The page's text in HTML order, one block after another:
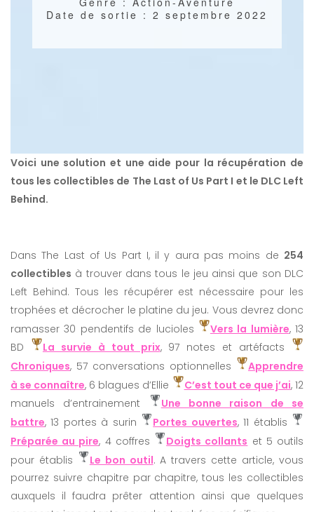
Date de sortie : 2 septembre 2022
Voici une solution et une aide pour la récupération de
tous les collectibles de The Last of Us Part I et le DLC Left
Behind.
Dans The Last of Us Part I, il y aura pas moins de 254
collectibles à trouver dans tous le jeu ainsi que son DLC
Left Behind. Tous les récupérer est nécessaire pour les
trophées et décrocher le platine du jeu. Vous devrez donc
ramasser 30 pendentifs de lucioles
Vers la lumière, 13
BD
La survie à tout prix, 97 notes et artéfacts
Chroniques, 57 conversations optionnelles
Apprendre
à se connaître, 6 blagues d’Ellie C’est tout ce que j’ai, 12
manuels d’entrainement
Une bonne raison de se
battre, 13 portes à surin Portes ouvertes, 11 établis
Préparée au pire, 4 coffres Doigts collants et 5 outils
pour établis
Le bon outil. A travers cette article, vous
pourrez suivre chapitre par chapitre, tous les collectibles
auxquels il faudra prêter attention ainsi que quelques